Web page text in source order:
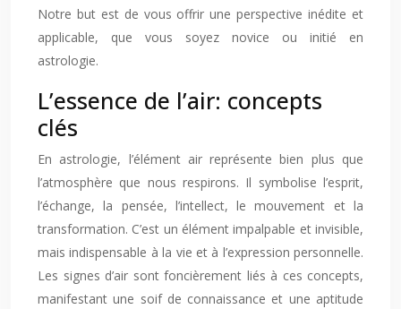
Notre but est de vous offrir une perspective inédite et
applicable, que vous soyez novice ou initié en
astrologie.
L’essence de l’air: concepts
clés
En astrologie, l’élément air représente bien plus que
l’atmosphère que nous respirons. Il symbolise l’esprit,
l’échange, la pensée, l’intellect, le mouvement et la
transformation. C’est un élément impalpable et invisible,
mais indispensable à la vie et à l’expression personnelle.
Les signes d’air sont foncièrement liés à ces concepts,
manifestant une soif de connaissance et une aptitude